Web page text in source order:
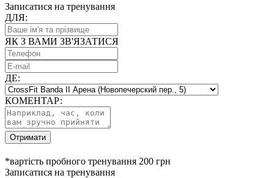
Записатися на тренування
ДЛЯ:
ЯК З ВАМИ ЗВ'ЯЗАТИСЯ
ДЕ:
КОМЕНТАР:
Отримати
*вартість пробного тренування 200 грн
Записатися на тренування